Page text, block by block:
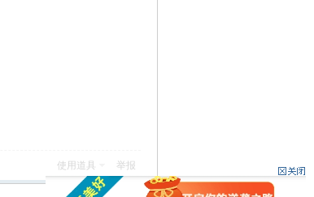
使用道具 举报